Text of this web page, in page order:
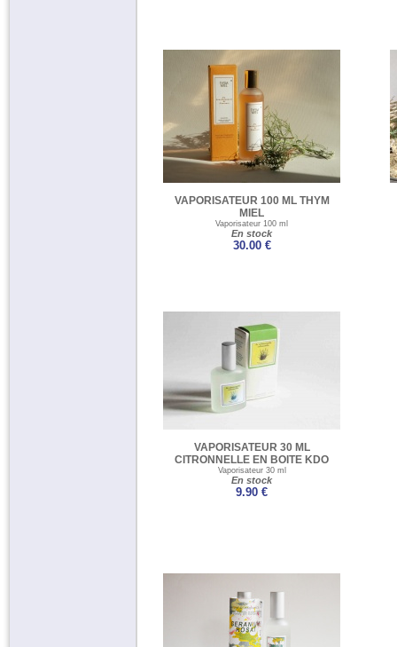
VAPORISATEUR 100 ML THYM
MIEL
Vaporisateur 100 ml
En stock
30.00 €
VAPORISATEUR 30 ML
CITRONNELLE EN BOITE KDO
Vaporisateur 30 ml
En stock
9.90 €